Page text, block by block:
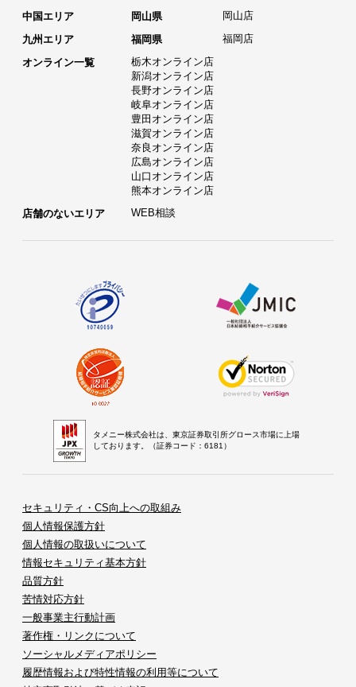
中国エリア
岡山県
岡山店
九州エリア
福岡県
福岡店
オンライン一覧
栃木オンライン店
新潟オンライン店
長野オンライン店
岐阜オンライン店
豊田オンライン店
滋賀オンライン店
奈良オンライン店
広島オンライン店
山口オンライン店
熊本オンライン店
店舗のないエリア
WEB相談
タメニー株式会社は、東京証券取引所グロース市場に上場
しております。（証券コード：6181）
セキュリティ・CS向上への取組み
個人情報保護方針
個人情報の取扱いについて
情報セキュリティ基本方針
品質方針
苦情対応方針
一般事業主行動計画
著作権・リンクについて
ソーシャルメディアポリシー
履歴情報および特性情報の利用等について